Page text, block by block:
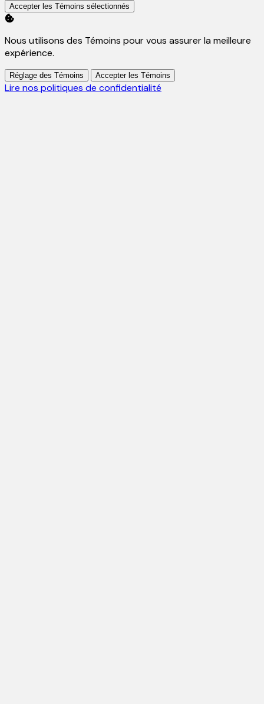
Accepter les Témoins sélectionnés
Nous utilisons des Témoins pour vous assurer la meilleure
expérience.
Réglage des Témoins Accepter les Témoins
Lire nos politiques de confidentialité